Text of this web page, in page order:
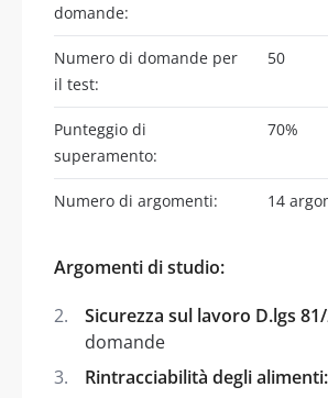
domande:
Numero di domande per
il test:
50
Punteggio di
superamento:
70%
Numero di argomenti: 14
Argomenti di studio:
Sicurezza sul lavoro D.lgs
domande
Rintracciabilità degli alimenti: